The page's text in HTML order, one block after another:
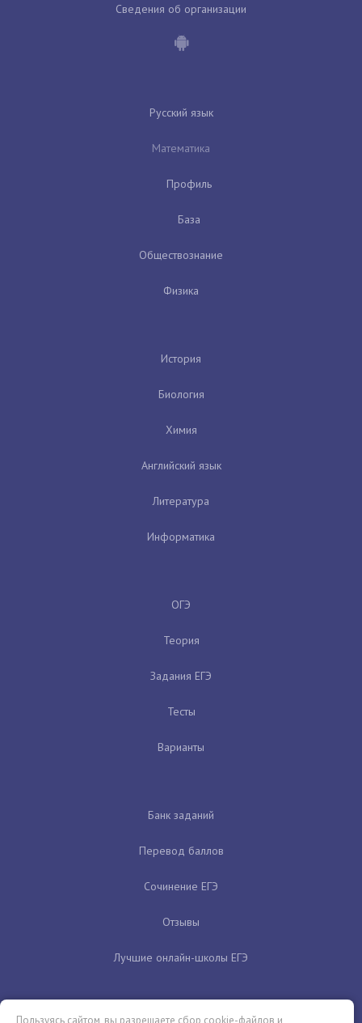
Сведения об организации
Русский язык
Математика
Профиль
База
Обществознание
Физика
История
Биология
Химия
Английский язык
Литература
Информатика
ОГЭ
Теория
Задания ЕГЭ
Тесты
Варианты
Банк заданий
Перевод баллов
Сочинение ЕГЭ
Отзывы
Лучшие онлайн-школы ЕГЭ
Пользуясь сайтом, вы разрешаете сбор cookie-файлов и